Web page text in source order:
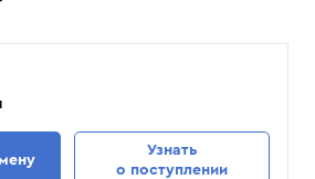
Узнать
о поступлении